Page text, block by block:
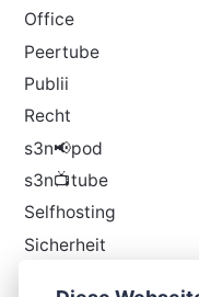
Office
Peertube
Publii
Recht
s3n📢pod
s3n📺tube
Selfhosting
Sicherheit